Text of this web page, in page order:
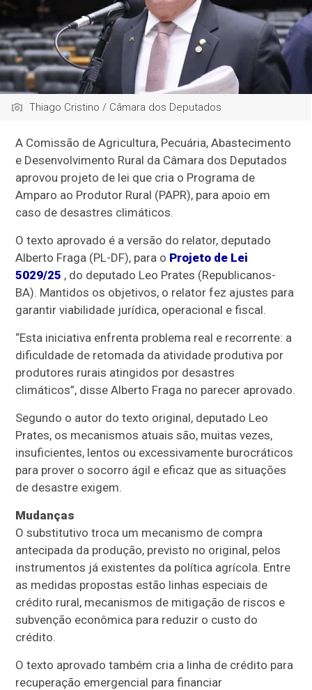
Thiago Cristino / Câmara dos Deputados
A Comissão de Agricultura, Pecuária, Abastecimento
e Desenvolvimento Rural da Câmara dos Deputados
aprovou projeto de lei que cria o Programa de
Amparo ao Produtor Rural (PAPR), para apoio em
caso de desastres climáticos.
O texto aprovado é a versão do relator, deputado
Alberto Fraga (PL-DF), para o Projeto de Lei
5029/25 , do deputado Leo Prates (Republicanos-
BA). Mantidos os objetivos, o relator fez ajustes para
garantir viabilidade jurídica, operacional e fiscal.
“Esta iniciativa enfrenta problema real e recorrente: a
dificuldade de retomada da atividade produtiva por
produtores rurais atingidos por desastres
climáticos”, disse Alberto Fraga no parecer aprovado.
Segundo o autor do texto original, deputado Leo
Prates, os mecanismos atuais são, muitas vezes,
insuficientes, lentos ou excessivamente burocráticos
para prover o socorro ágil e eficaz que as situações
de desastre exigem.
Mudanças
Osubstitutivo troca um mecanismo de compra
antecipada da produção, previsto no original, pelos
instrumentos já existentes da política agrícola. Entre
as medidas propostas estão linhas especiais de
crédito rural, mecanismos de mitigação de riscos e
subvenção econômica para reduzir o custo do
crédito.
O texto aprovado também cria a linha de crédito para
recuperação emergencial para financiar